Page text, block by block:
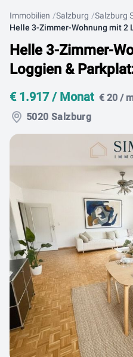
Immobilien Salzburg Salzburg
Helle 3-Zimmer-
Loggien &
€ 1.917 / Monat € 20 /
5020 Salzburg